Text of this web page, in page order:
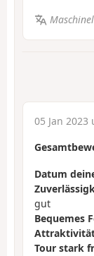
05 Jan 2023
Datum
gut
Bequemes
Tour stark